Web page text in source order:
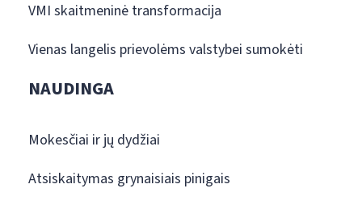
VMI skaitmeninė transformacija
Vienas langelis prievolėms valstybei sumokėti
NAUDINGA
Mokesčiai ir jų dydžiai
Atsiskaitymas grynaisiais pinigais